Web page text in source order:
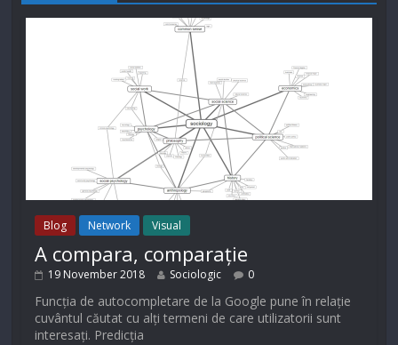
Blog Network Visual
A compara, comparație
19 November 2018 Sociologic 0
Funcția de autocompletare de la Google pune în relație
cuvântul căutat cu alți termeni de care utilizatorii sunt
interesați. Predicția